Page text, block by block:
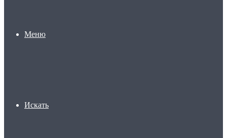
Меню
Искать